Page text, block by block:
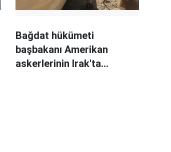
Bağdat hükümeti
başbakanı Amerikan
askerlerinin Irak'ta